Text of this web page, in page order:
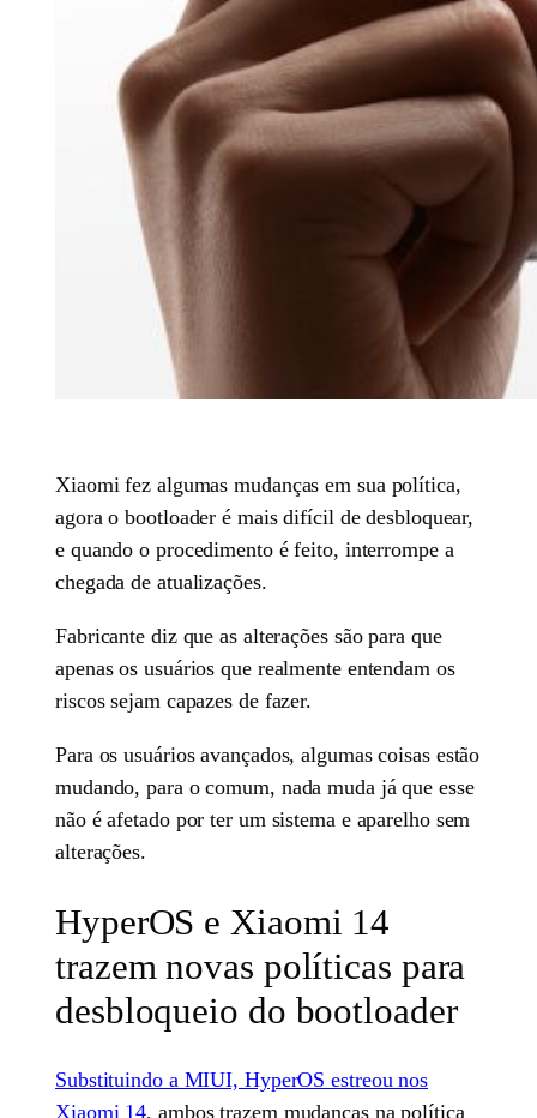
Xiaomi fez algumas mudanças em sua política,
agora o bootloader é mais difícil de desbloquear,
e quando o procedimento é feito, interrompe a
chegada de atualizações.
Fabricante diz que as alterações são para que
apenas os usuários que realmente entendam os
riscos sejam capazes de fazer.
Para os usuários avançados, algumas coisas estão
mudando, para o comum, nada muda já que esse
não é afetado por ter um sistema e aparelho sem
alterações.
HyperOS e Xiaomi 14
trazem novas políticas para
desbloqueio do bootloader
Substituindo a MIUI, HyperOS estreou nos
Xiaomi 14, ambos trazem mudanças na política